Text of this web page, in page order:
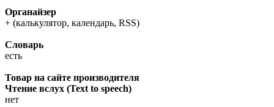
Органайзер
+ (калькулятор, календарь, RSS)
Словарь
есть
Товар на сайте производителя
Чтение вслух (Text to speech)
нет